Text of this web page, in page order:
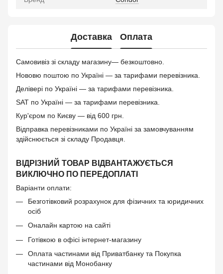
Доставка Оплата
Самовивіз зі складу магазину— безкоштовно.
Нововю поштою по Україні — за тарифами перевізника.
Делівері по Україні — за тарифами перевізника.
SAT по Україні — за тарифами перевізника.
Кур'єром по Києву — від 600 грн.
Відправка перевізниками по Україні за замовчуванням
здійснюється зі складу Продавця.
ВІДРІЗНИЙ ТОВАР ВІДВАНТАЖУЄТЬСЯ
ВИКЛЮЧНО ПО ПЕРЕДОПЛАТІ
Варіанти оплати:
Безготівковий розрахунок для фізичних та юридичних
осіб
Оналайн картою на сайті
Готівкою в офісі інтернет-магазину
Оплата частинами від Приватбанку та Покупка
частинами від Монобанку